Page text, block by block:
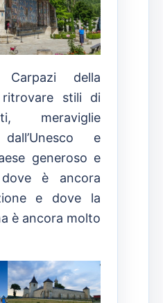
della
ritrovare stili di
meraviglie
e
generoso e
dove è ancora
e dove la
è ancora molto